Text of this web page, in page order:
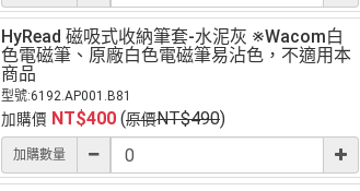
HyRead 磁吸式收納筆套-水泥灰 ※Wacom白
色電磁筆、原廠白色電磁筆易沾色，不適用本
商品
型號:6192.AP001.B81
加購價 NT$400 (原價NT$490)
加購數量